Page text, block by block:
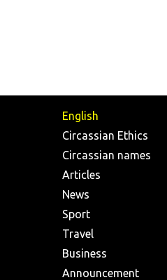
English
Circassian Ethics
Circassian names
Articles
News
Sport
Travel
Business
Announcement